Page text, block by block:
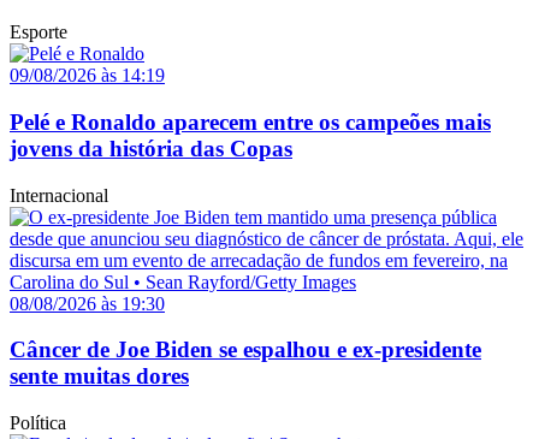
Esporte
09/08/2026 às 14:19
Pelé e Ronaldo aparecem entre os campeões mais
jovens da história das Copas
Internacional
08/08/2026 às 19:30
Câncer de Joe Biden se espalhou e ex-presidente
sente muitas dores
Política